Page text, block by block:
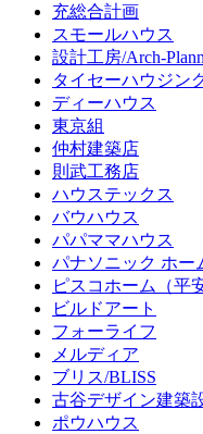
充総合計画
スモールハウス
設計工房/Arch-
タイセーハウジン
ディーハウス
東京組
仲村建築店
則武工務店
ハウステックス
バウハウス
パパママハウス
パナソニック ホー
ピスコホーム（平
ビルドアート
フォーライフ
メルディア
ブリス/BLISS
古谷デザイン建築
ポウハウス